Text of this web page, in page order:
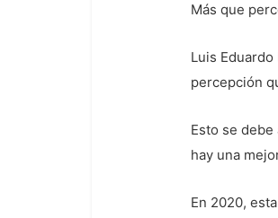
Más que
Luis
percepción
Esto se
hay una
En 2020,